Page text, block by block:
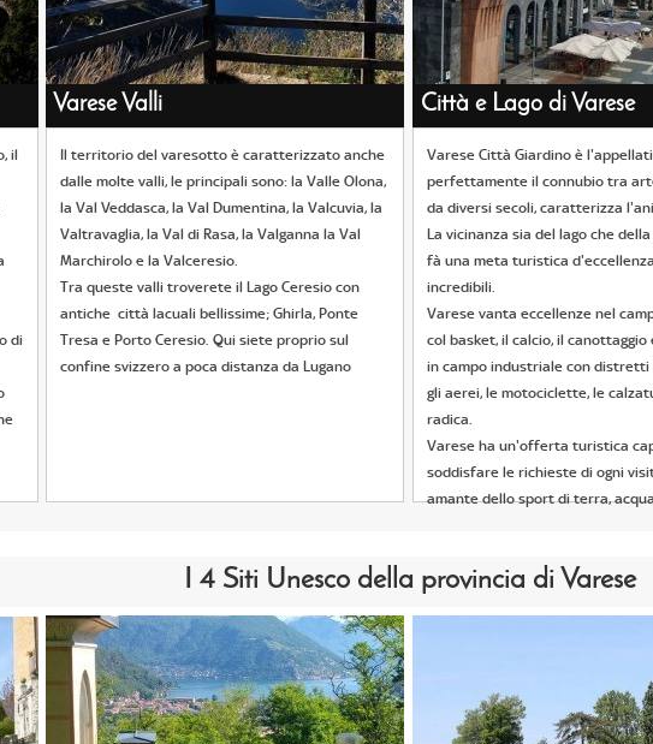
Varese Valli Città e Lago di Varese
il
di
Il territorio del varesotto è caratterizzato anche
dalle molte valli, le principali sono: la Valle Olona,
la Val Veddasca, la Val Dumentina, la Valcuvia, la
Valtravaglia, la Val di Rasa, la Valganna la Val
Marchirolo e la Valceresio.
Tra queste valli troverete il Lago Ceresio con
antiche città lacuali bellissime; Ghirla, Ponte
Tresa e Porto Ceresio. Qui siete proprio sul
confine svizzero a poca distanza da Lugano
Varese Città Giardino è
perfettamente il connubio tra
da diversi secoli, caratterizza
La vicinanza sia del lago che
fà una meta turistica
incredibili.
Varese vanta eccellenze nel
col basket, il calcio, il canottaggio
in campo industriale con
gli aerei, le motociclette, le
radica.
Varese ha un'offerta turistica
soddisfare le richieste di ogni
amante dello sport di terra,
I 4 Siti Unesco della provincia di Varese